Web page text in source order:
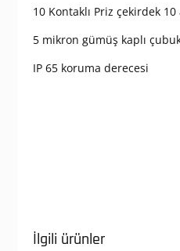
10 Kontaklı Priz çekirdek
5 mikron gümüş kaplı
IP 65 koruma derecesi
İlgili ürünler